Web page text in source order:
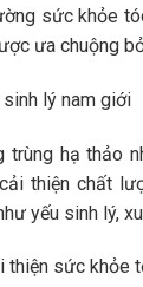
sức khỏe
ưa chuộng
lý nam giới
hạ thảo
thiện chất
yếu sinh lý,
thiện sức khỏe